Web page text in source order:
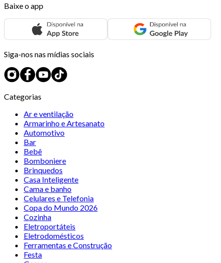
Baixe o app
Siga-nos nas mídias sociais
Categorias
Ar e ventilação
Armarinho e Artesanato
Automotivo
Bar
Bebê
Bomboniere
Brinquedos
Casa Inteligente
Cama e banho
Celulares e Telefonia
Copa do Mundo 2026
Cozinha
Eletroportáteis
Eletrodomésticos
Ferramentas e Construção
Festa